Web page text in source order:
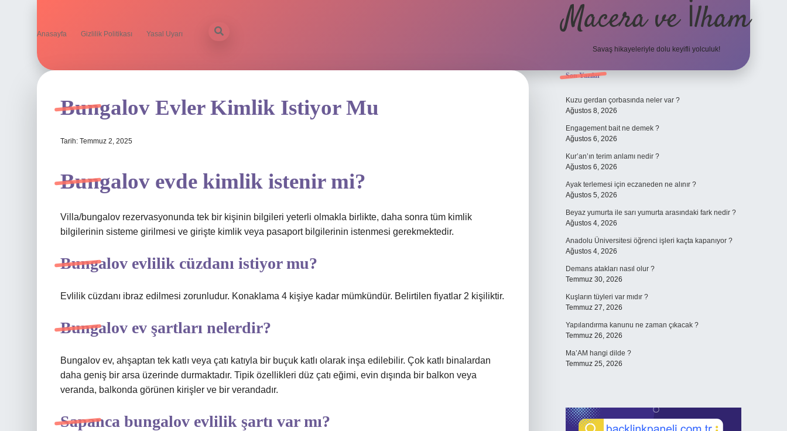
Anasayfa Gizlilik Politikası Yasal Uyarı Macera ve İlham
Savaş hikayeleriyle dolu keyifli yolculuk!
Bungalov Evler Kimlik Istiyor Mu
Tarih: Temmuz 2, 2025
Bungalov evde kimlik istenir mi?
Villa/bungalov rezervasyonunda tek bir kişinin bilgileri yeterli olmakla birlikte, daha sonra tüm kimlik
bilgilerinin sisteme girilmesi ve girişte kimlik veya pasaport bilgilerinin istenmesi gerekmektedir.
Bungalov evlilik cüzdanı istiyor mu?
Evlilik cüzdanı ibraz edilmesi zorunludur. Konaklama 4 kişiye kadar mümkündür. Belirtilen fiyatlar 2 kişiliktir.
Bungalov ev şartları nelerdir?
Bungalov ev, ahşaptan tek katlı veya çatı katıyla bir buçuk katlı olarak inşa edilebilir. Çok katlı binalardan
daha geniş bir arsa üzerinde durmaktadır. Tipik özellikleri düz çatı eğimi, evin dışında bir balkon veya
veranda, balkonda görünen kirişler ve bir verandadır.
Sapanca bungalov evlilik şartı var mı?
Sidebar
Son Yazılar
Kuzu gerdan çorbasında neler var ?
Ağustos 8, 2026
Engagement bait ne demek ?
Ağustos 6, 2026
Kur’an’ın terim anlamı nedir ?
Ağustos 6, 2026
Ayak terlemesi için eczaneden ne alınır ?
Ağustos 5, 2026
Beyaz yumurta ile sarı yumurta arasındaki fark nedir ?
Ağustos 4, 2026
Anadolu Üniversitesi öğrenci işleri kaçta kapanıyor ?
Ağustos 4, 2026
Demans atakları nasıl olur ?
Temmuz 30, 2026
Kuşların tüyleri var mıdır ?
Temmuz 27, 2026
Yapılandırma kanunu ne zaman çıkacak ?
Temmuz 26, 2026
Ma’AM hangi dilde ?
Temmuz 25, 2026